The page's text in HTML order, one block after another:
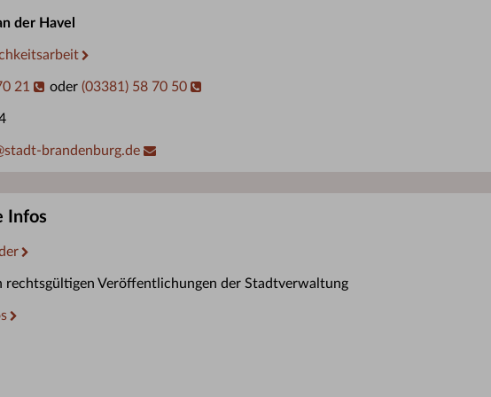
der Havel
21 oder (03381) 58 70 50
stadt-brandenburg.de
Infos
rechtsgültigen Veröffentlichungen der Stadtverwaltung